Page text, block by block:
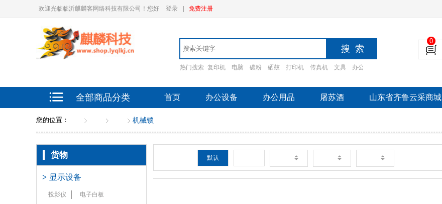
欢迎光临临沂麒麟客网络科技有限公司！您好 登录 免费注册
热门搜索 复印机 电脑 碳粉 硒鼓 打印机 传真机 文具 办公设备
0
全部商品分类 首页 办公设备 办公用品 屠苏酒 山东省齐鲁云采商城
您的位置： 机械锁
货物
> 显示设备
投影仪
电子白板
默认